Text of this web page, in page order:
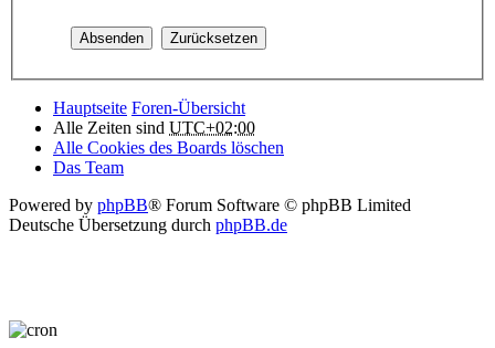
Hauptseite Foren-Übersicht
Alle Zeiten sind UTC+02:00
Alle Cookies des Boards löschen
Das Team
Powered by phpBB® Forum Software © phpBB Limited
Deutsche Übersetzung durch phpBB.de